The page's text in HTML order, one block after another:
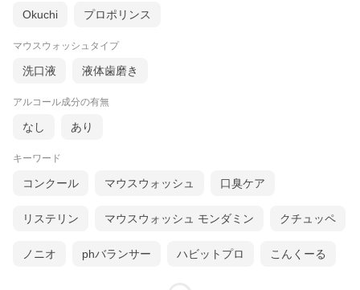
Okuchi プロポリンス
マウスウォッシュタイプ
洗口液 液体歯磨き
アルコール成分の有無
なし あり
キーワード
コンクール マウスウォッシュ 口臭ケア
リステリン マウスウォッシュ モンダミン クチュッペ
ノニオ phバランサー ハビットプロ こんくーる